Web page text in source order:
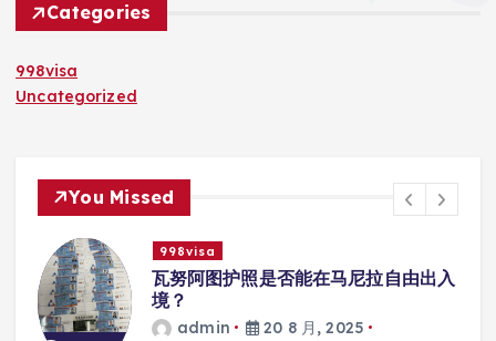
Categories
998visa
Uncategorized
You Missed
998visa
瓦努阿图护照是否能在马尼拉使用国际
学校的注册？
admin 20 8 月, 2025